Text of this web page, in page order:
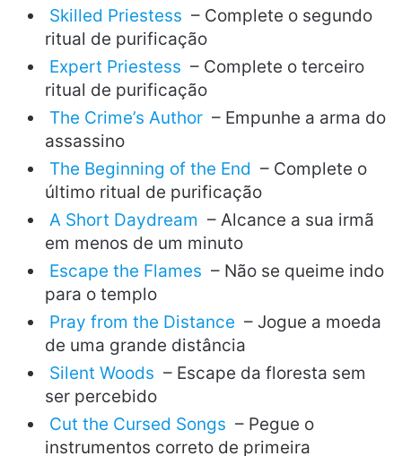
Skilled Priestess – Complete o segundo
ritual de purificação
Expert Priestess – Complete o terceiro
ritual de purificação
The Crime’s Author – Empunhe a arma do
assassino
The Beginning of the End – Complete o
último ritual de purificação
A Short Daydream – Alcance a sua irmã
em menos de um minuto
Escape the Flames – Não se queime indo
para o templo
Pray from the Distance – Jogue a moeda
de uma grande distância
Silent Woods – Escape da floresta sem
ser percebido
Cut the Cursed Songs – Pegue o
instrumentos correto de primeira